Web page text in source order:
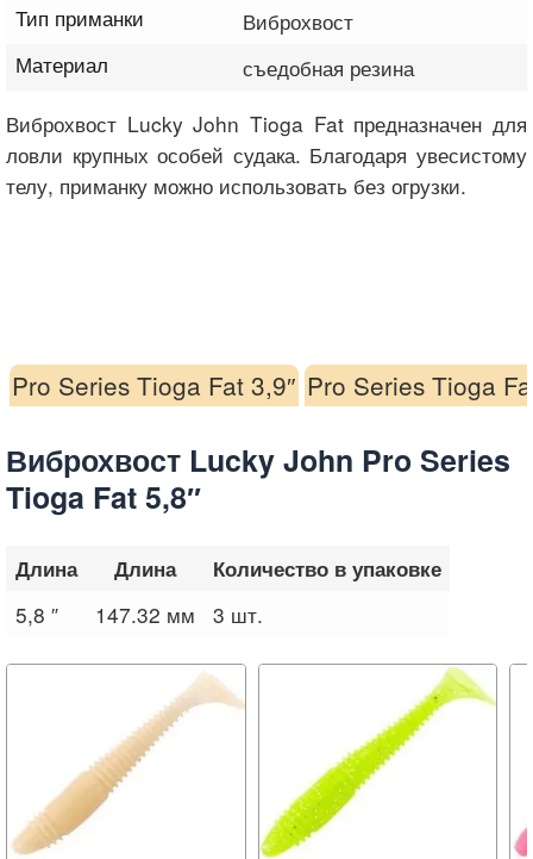
Тип приманки
Виброхвост
Материал
съедобная резина
Виброхвост Lucky John Tioga Fat предназначен для
ловли крупных особей судака. Благодаря увесистому
телу, приманку можно использовать без огрузки.
Pro Series Tioga Fat 3,9″ Pro Series Tioga
Виброхвост Lucky John Pro Series
Tioga Fat 5,8″
Длина Длина Количество в упаковке
5,8 ″ 147.32 мм 3 шт.